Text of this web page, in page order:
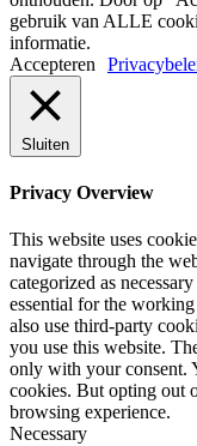
gebruik van ALLE
informatie.
Accepteren
Sluiten
Privacy Overview
This website uses
navigate through the
categorized as
essential for the
also use third-party
you use this website.
only with your consent.
cookies. But opting out
browsing experience.
Necessary